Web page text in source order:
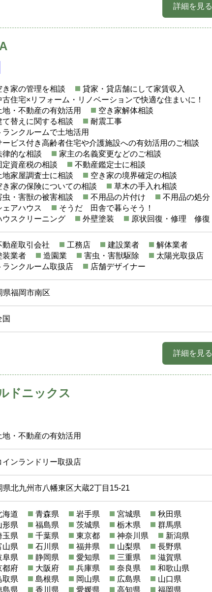
詳細を見る
き家の管理を相談
貸家・貸店舗にして家賃収入
古住宅×リフォーム・リノベーションで快適な住まいに！
地・不動産の有効活用
空き家解体相談
て替えに関する相談
耐震工事
ランクルームで土地活用
ービス付き高齢者住宅や介護施設への有効活用のご相談
律的な相談
家主の名義変更などのご相談
定資産税の相談
不動産鑑定士に相談
地家屋調査士に相談
空き家の境界確定の相談
き家の保険についての相談
草木の手入れ相談
虫・害獣の被害相談
不用品の片付け
不用品の処分
ェアハウス
そうだ 田舎で暮らそう！
ウスクリーニング
外壁塗装 原状回復・修理 修復
動産取引会社 工務店 建設業者
解体業者
装業者
造園業 害虫・害獣駆除
太陽光取扱店
ランクルーム取扱店
店舗デザイナー
県福岡市南区
国
詳細を見る
ドニックス
地・不動産の有効活用
インランドリー取扱店
県北九州市八幡東区大蔵2丁目15-21
海道 青森県 岩手県 宮城県
秋田県
形県
福島県 茨城県 栃木県
群馬県
玉県
千葉県 東京都 神奈川県
新潟県
山県
石川県 福井県 山梨県
長野県
阜県
静岡県 愛知県 三重県
滋賀県
都府
大阪府 兵庫県 奈良県
和歌山県
取県
島根県 岡山県 広島県
山口県
島県
香川県 愛媛県 高知県 福岡県